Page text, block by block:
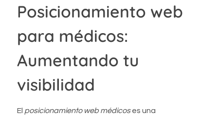
Posicionamiento web
para médicos:
Aumentando tu
visibilidad
El posicionamiento web médicoses una